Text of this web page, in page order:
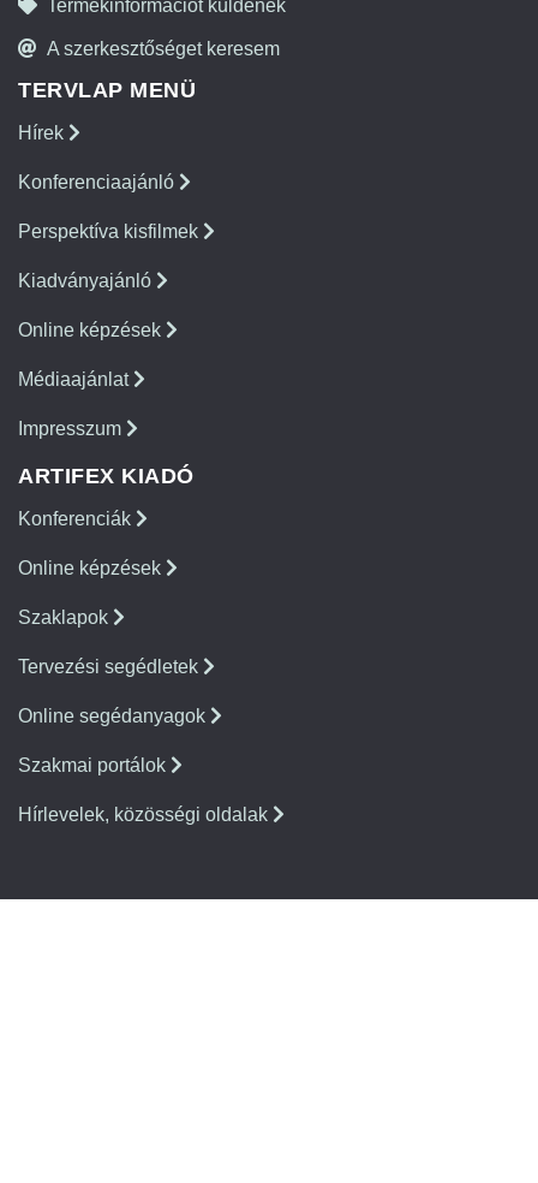
Termékinformációt küldenék
A szerkesztőséget keresem
TERVLAP MENÜ
Hírek
Konferenciaajánló
Perspektíva kisfilmek
Kiadványajánló
Online képzések
Médiaajánlat
Impresszum
ARTIFEX KIADÓ
Konferenciák
Online képzések
Szaklapok
Tervezési segédletek
Online segédanyagok
Szakmai portálok
Hírlevelek, közösségi oldalak